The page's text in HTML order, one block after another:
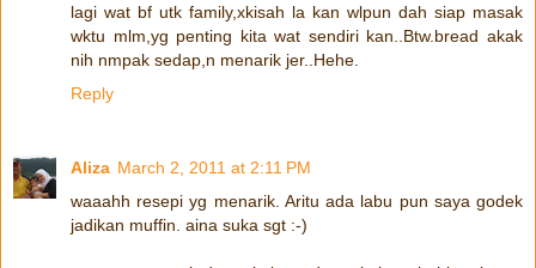
lagi wat bf utk family,xkisah la kan wlpun dah siap masak
wktu mlm,yg penting kita wat sendiri kan..Btw.bread akak
nih nmpak sedap,n menarik jer..Hehe.
Reply
Aliza March 2, 2011 at 2:11 PM
waaahh resepi yg menarik. Aritu ada labu pun saya godek
jadikan muffin. aina suka sgt :-)